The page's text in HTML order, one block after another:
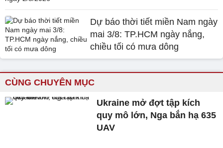
Dự báo thời tiết miền Nam ngày
mai 3/8: TP.HCM ngày nắng,
chiều tối có mưa dông
CÙNG CHUYÊN MỤC
Ukraine mở đợt tập kích
quy mô lớn, Nga bắn hạ 635
UAV